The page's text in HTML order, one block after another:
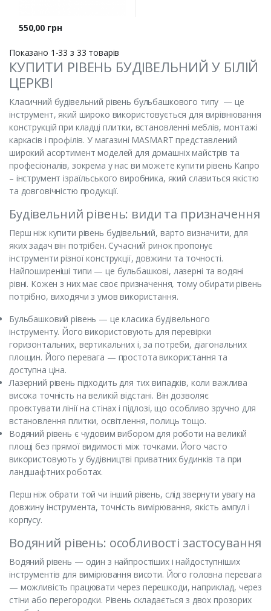
Ціна
550,00 грн
Показано 1-33 з 33 товарів
КУПИТИ РІВЕНЬ БУДІВЕЛЬНИЙ У БІЛІЙ
ЦЕРКВІ
Класичний будівельний рівень бульбашкового типу — це
інструмент, який широко використовується для вирівнювання
конструкцій при кладці плитки, встановленні меблів, монтажі
каркасів і профілів. У магазині MASMART представлений
широкий асортимент моделей для домашніх майстрів та
професіоналів, зокрема у нас ви можете купити рівень Капро
– інструмент ізраїльського виробника, який славиться якістю
та довговічністю продукції.
Будівельний рівень: види та призначення
Перш ніж купити рівень будівельний, варто визначити, для
яких задач він потрібен. Сучасний ринок пропонує
інструменти різної конструкції, довжини та точності.
Найпоширеніші типи — це бульбашкові, лазерні та водяні
рівні. Кожен з них має своє призначення, тому обирати рівень
потрібно, виходячи з умов використання.
Бульбашковий рівень — це класика будівельного
інструменту. Його використовують для перевірки
горизонтальних, вертикальних і, за потреби, діагональних
площин. Його перевага — простота використання та
доступна ціна.
Лазерний рівень підходить для тих випадків, коли важлива
висока точність на великій відстані. Він дозволяє
проєктувати лінії на стінах і підлозі, що особливо зручно для
встановлення плитки, освітлення, полиць тощо.
Водяний рівень є чудовим вибором для роботи на великій
площі без прямої видимості між точками. Його часто
використовують у будівництві приватних будинків та при
ландшафтних роботах.
Перш ніж обрати той чи інший рівень, слід звернути увагу на
довжину інструмента, точність вимірювання, якість ампул і
корпусу.
Водяний рівень: особливості застосування
Водяний рівень — один з найпростіших і найдоступніших
інструментів для вимірювання висоти. Його головна перевага
— можливість працювати через перешкоди, наприклад, через
стіни або перегородки. Рівень складається з двох прозорих